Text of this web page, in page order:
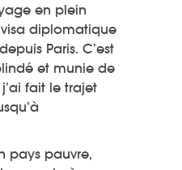
en plein
diplomatique
Paris. C’est
et munie de
fait le trajet
pays pauvre,